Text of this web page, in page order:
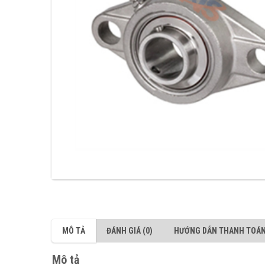
MÔ TẢ ĐÁNH GIÁ (0) HƯỚNG DẪN THANH TOÁN
Mô tả